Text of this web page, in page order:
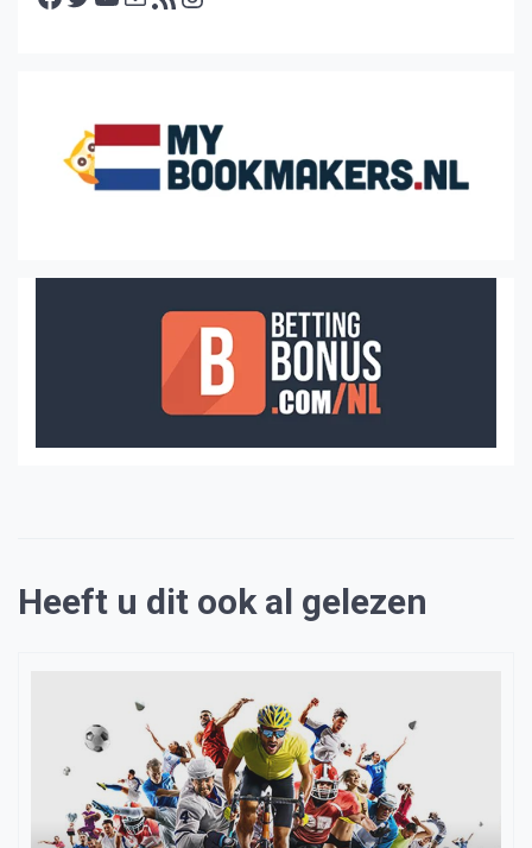
Heeft u dit ook al gelezen